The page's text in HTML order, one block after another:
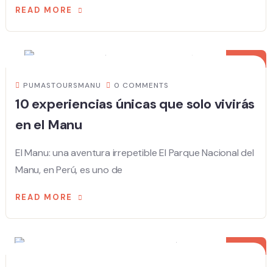
READ MORE
20
PUMASTOURSMANU 0 COMMENTS
10 experiencias únicas que solo vivirás
en el Manu
El Manu: una aventura irrepetible El Parque Nacional del
Manu, en Perú, es uno de
READ MORE
20